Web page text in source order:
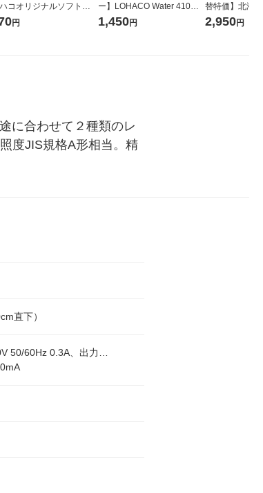
コオリジナルソフトパ
ティッシュ フィオナ オ
円
ー】LOHACO Water 410ml
1箱（20本入）ラベルレス
1,450円
替特価】北海
し 精白米 5kg
2,950円
に合わせて２種類のレ
度JIS規格A形相当。精
直下）
50/60Hz 0.3A、出力…